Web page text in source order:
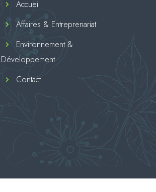
Accueil
Affaires & Entreprenariat
Environnement &
Développement
Contact